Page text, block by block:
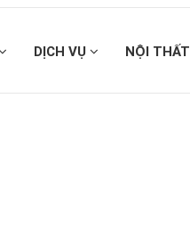
DỊCH VỤ NỘI THẤT